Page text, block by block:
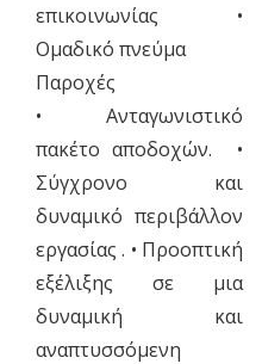
επικοινωνίας •
Ομαδικό πνεύμα
Παροχές
• Ανταγωνιστικό
πακέτο αποδοχών. •
Σύγχρονο και
δυναμικό περιβάλλον
εργασίας . • Προοπτική
εξέλιξης σε μια
δυναμική και
αναπτυσσόμενη